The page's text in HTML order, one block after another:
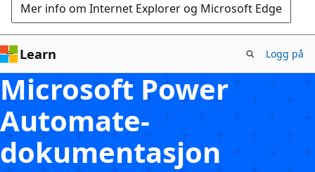
Mer info om Internet Explorer og Microsoft Edge
Learn Logg på
Microsoft Power
Automate-
dokumentasjon